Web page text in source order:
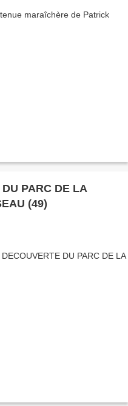
PETITE COUERE A NYOISEAU (49)